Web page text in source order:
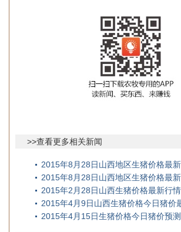
>>查看更多相关新闻
2015年8月28日山西地区生猪价格最
2015年8月28日山西地区生猪价格最
2015年2月28日山西生猪价格最新行
2015年4月9日山西生猪价格今日猪价
2015年4月15日生猪价格今日猪价预